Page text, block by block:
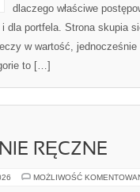
dlaczego właściwe
dla portfela. Strona skupia
w wartość, jednocześnie
to […]
RĘCZNE
MOŻLIWOŚĆ